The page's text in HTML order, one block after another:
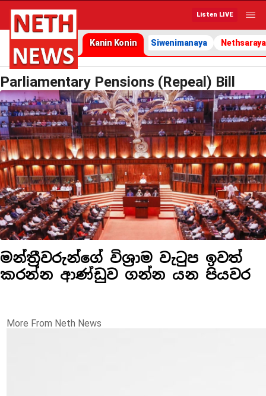
Listen LIVE
Kanin Konin Siwenimanaya Nethsaraya
Parliamentary Pensions (Repeal) Bill
මන්ත්‍රීවරුන්ගේ විශ්‍රාම වැටුප ඉවත්
කරන්න ආණ්ඩුව ගන්න යන පියවර
More From Neth News